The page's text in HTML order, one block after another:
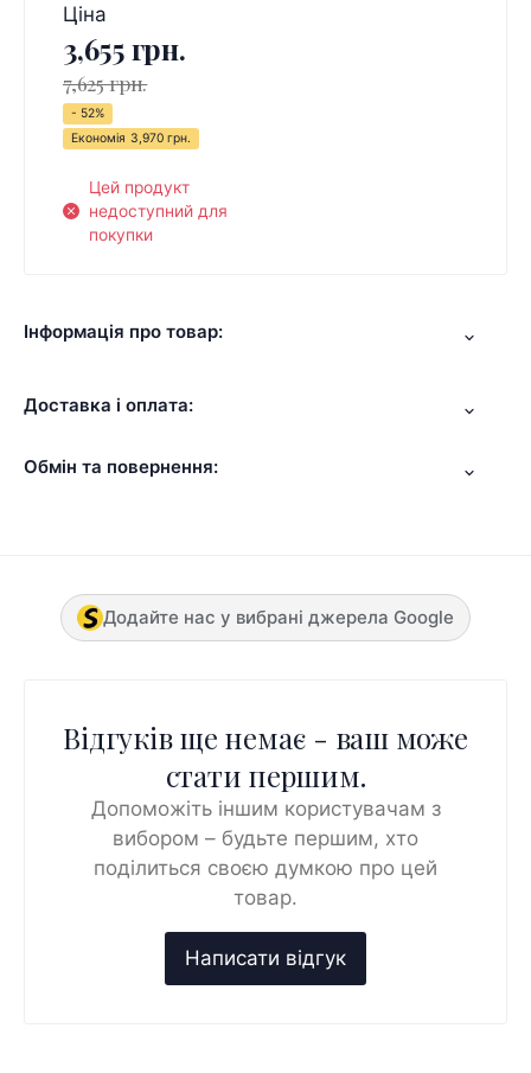
Ціна
3,655 грн.
7,625 грн.
- 52%
Економія 3,970 грн.
Цей продукт
недоступний для
покупки
Інформація про товар:
Доставка і оплата:
Обмін та повернення:
Додайте нас у вибрані джерела Google
Відгуків ще немає - ваш може
стати першим.
Допоможіть іншим користувачам з
вибором – будьте першим, хто
поділиться своєю думкою про цей
товар.